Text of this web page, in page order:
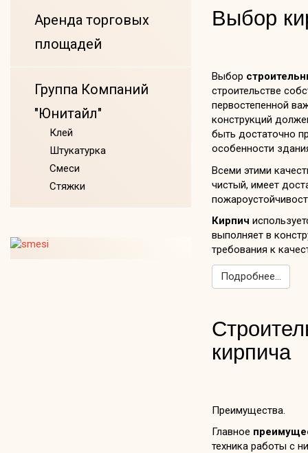
Выбор
Выбор
строительстве
первостепенной
конструкций
быть достаточно
особенности
Всеми этими
чистый, имеет
Кирпич
выполняет в
требования к
Подробнее...
кирпича
Преимущества.
Главное
техника работы с
Аренда торговых
площадей
Группа Компаний
"Юнитайл"
Клей
Штукатурка
Смеси
Стяжки